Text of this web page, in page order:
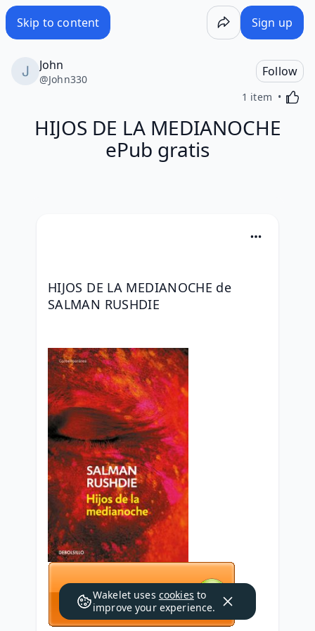
Skip to content Sign up
John
@John330
Follow
1 item
HIJOS DE LA MEDIANOCHE
ePub gratis
HIJOS DE LA MEDIANOCHE de
SALMAN RUSHDIE
Wakelet uses cookies to
improve your experience.